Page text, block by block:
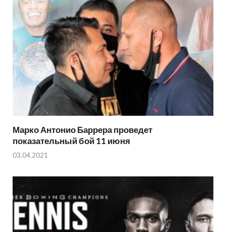
Марко Антонио Баррера проведет
показательный бой 11 июня
03.04.2021